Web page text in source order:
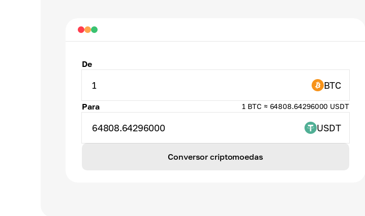
De
1 BTC
Para 1 BTC ≈ 64808.64296000 USDT
64808.64296000 USDT
Conversor criptomoedas